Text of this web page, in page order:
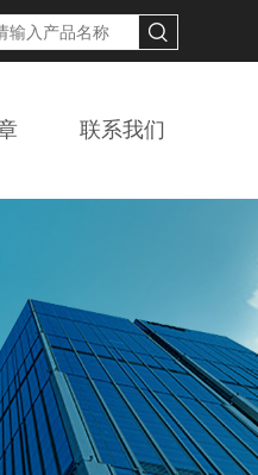
联系我们